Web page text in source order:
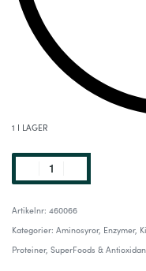
1 I LAGER
460066
Kategorier: Aminosyror, Enzymer,
Proteiner, SuperFoods &